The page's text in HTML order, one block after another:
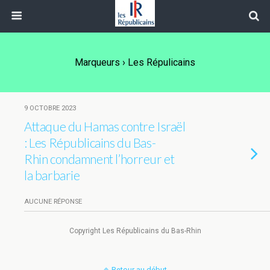
Marqueurs › Les Répulicains
9 OCTOBRE 2023
Attaque du Hamas contre Israël
: Les Républicains du Bas-
Rhin condamnent l’horreur et
la barbarie
AUCUNE RÉPONSE
Copyright Les Républicains du Bas-Rhin